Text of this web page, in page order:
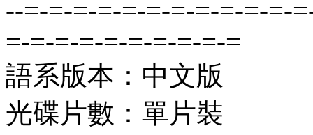
--=-=-=-=-=-=-=-=-=-=-=-
=-=-=-=-=-=-=-=-=-=
語系版本：中文版
光碟片數：單片裝